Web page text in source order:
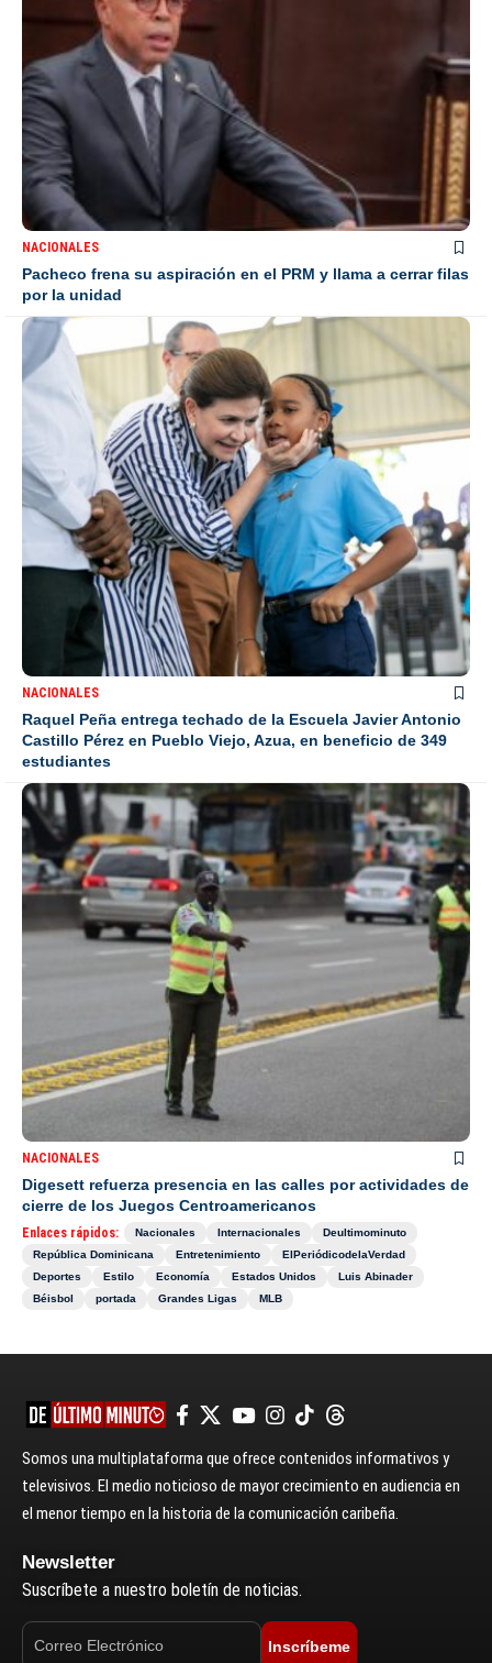
NACIONALES
Pacheco frena su aspiración en el PRM y llama a cerrar filas
por la unidad
NACIONALES
Raquel Peña entrega techado de la Escuela Javier Antonio
Castillo Pérez en Pueblo Viejo, Azua, en beneficio de 349
estudiantes
NACIONALES
Digesett refuerza presencia en las calles por actividades de
cierre de los Juegos Centroamericanos
Enlaces rápidos: Nacionales Internacionales
Deultimominuto
República Dominicana
Entretenimiento
ElPeriódicodelaVerdad
Deportes
Estilo Economía Estados Unidos
Luis Abinader
Béisbol
portada Grandes Ligas MLB
Somos una multiplataforma que ofrece contenidos informativos y
televisivos. El medio noticioso de mayor crecimiento en audiencia en
el menor tiempo en la historia de la comunicación caribeña.
Newsletter
Suscríbete a nuestro boletín de noticias.
Inscríbeme